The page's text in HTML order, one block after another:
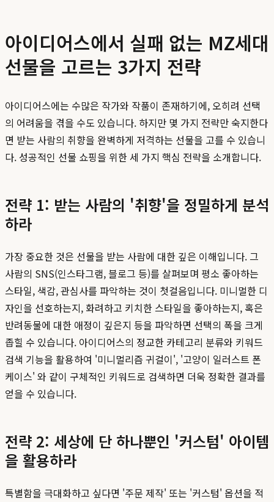
아이디어스에서 실패 없는 MZ세대
선물을 고르는 3가지 전략
아이디어스에는 수많은 작가와 작품이 존재하기에, 오히려 선택
의 어려움을 겪을 수도 있습니다. 하지만 몇 가지 전략만 숙지한다
면 받는 사람의 취향을 완벽하게 저격하는 선물을 고를 수 있습니
다. 성공적인 선물 쇼핑을 위한 세 가지 핵심 전략을 소개합니다.
전략 1: 받는 사람의 '취향'을 정밀하게 분석
하라
가장 중요한 것은 선물을 받는 사람에 대한 깊은 이해입니다. 그
사람의 SNS(인스타그램, 블로그 등)를 살펴보며 평소 좋아하는
스타일, 색감, 관심사를 파악하는 것이 첫걸음입니다. 미니멀한 디
자인을 선호하는지, 화려하고 키치한 스타일을 좋아하는지, 혹은
반려동물에 대한 애정이 깊은지 등을 파악하면 선택의 폭을 크게
좁힐 수 있습니다. 아이디어스의 정교한 카테고리 분류와 키워드
검색 기능을 활용하여 '미니멀리즘 귀걸이', '고양이 일러스트 폰
케이스' 와 같이 구체적인 키워드로 검색하면 더욱 정확한 결과를
얻을 수 있습니다.
전략 2: 세상에 단 하나뿐인 '커스텀' 아이템
을 활용하라
특별함을 극대화하고 싶다면 '주문 제작' 또는 '커스텀' 옵션을 적